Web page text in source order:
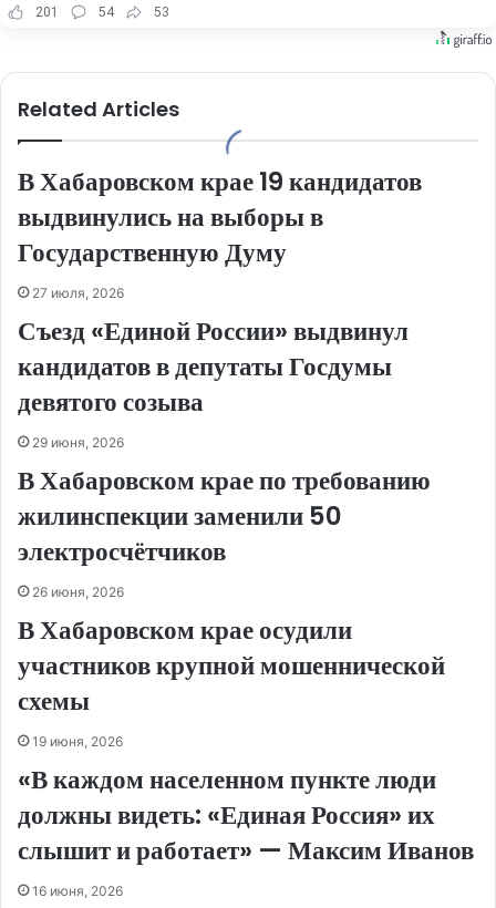
201 54 53
Related Articles
В Хабаровском крае 19 кандидатов
выдвинулись на выборы в
Государственную Думу
27 июля, 2026
Съезд «Единой России» выдвинул
кандидатов в депутаты Госдумы
девятого созыва
29 июня, 2026
В Хабаровском крае по требованию
жилинспекции заменили 50
электросчётчиков
26 июня, 2026
В Хабаровском крае осудили
участников крупной мошеннической
схемы
19 июня, 2026
«В каждом населенном пункте люди
должны видеть: «Единая Россия» их
слышит и работает» — Максим Иванов
16 июня, 2026